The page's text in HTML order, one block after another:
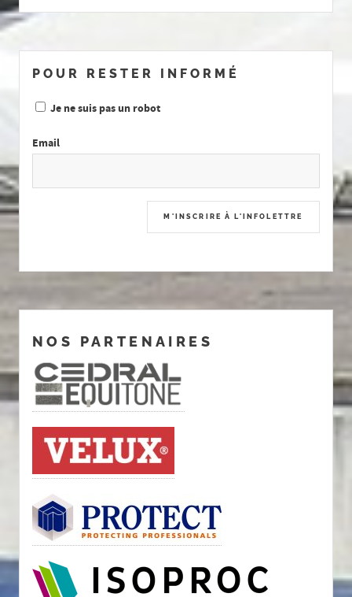
POUR RESTER INFORMÉ
Je ne suis pas un robot
Email
NOS PARTENAIRES